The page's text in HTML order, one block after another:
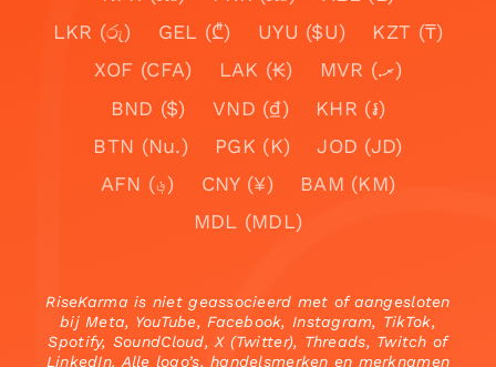
LKR (රු)
GEL (₾) UYU ($U)
KZT (₸)
XOF (CFA)
LAK (₭)
MVR (.ރ)
BND ($)
VND (₫)
KHR (៛)
BTN (Nu.)
PGK (K)
JOD (JD)
AFN (؋)
CNY (¥)
BAM (KM)
MDL (MDL)
RiseKarma is niet geassocieerd met of aangesloten
bij Meta, YouTube, Facebook, Instagram, TikTok,
Spotify, SoundCloud, X (Twitter), Threads, Twitch of
LinkedIn. Alle logo’s, handelsmerken en merknamen